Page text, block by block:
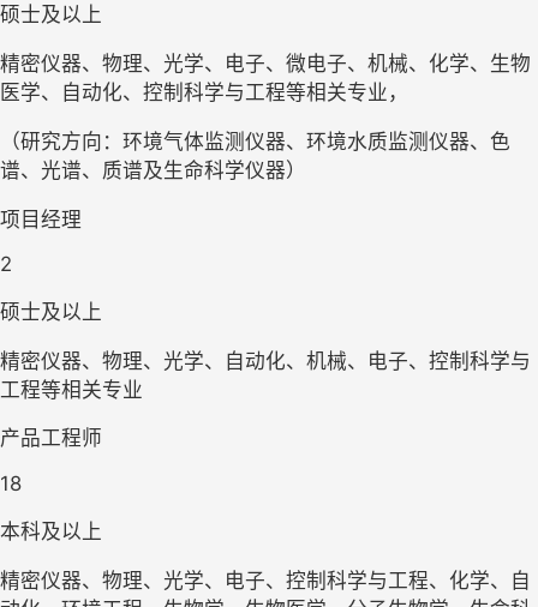
硕士及以上
精密仪器、物理、光学、电子、微电子、机械、化学、生物
医学、自动化、控制科学与工程等相关专业，
（研究方向：环境气体监测仪器、环境水质监测仪器、色
谱、光谱、质谱及生命科学仪器）
项目经理
2
硕士及以上
精密仪器、物理、光学、自动化、机械、电子、控制科学与
工程等相关专业
产品工程师
18
本科及以上
精密仪器、物理、光学、电子、控制科学与工程、化学、自